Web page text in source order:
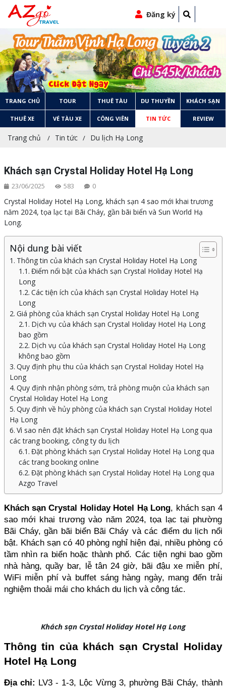
Đăng ký
TRANG CHỦ TOUR THUÊ TÀU DU THUYỀN KHÁCH SẠN
THUÊ XE VÉ TÀU XE CÔNG VIÊN TIN TỨC REVIEW
Trang chủ Tin tức Du lịch Hạ Long
Khách sạn Crystal Holiday Hotel Hạ Long
23/06/2025 583 0
Crystal Holiday Hotel Hạ Long, khách sạn 4 sao mới khai trương
năm 2024, tọa lạc tại Bãi Cháy, gần bãi biển và Sun World Hạ
Long.
Nội dung bài viết
Thông tin của khách sạn Crystal Holiday Hotel Hạ Long
Điểm nổi bật của khách sạn Crystal Holiday Hotel Hạ
Long
Các tiện ích của khách sạn Crystal Holiday Hotel Hạ
Long
Giá phòng của khách sạn Crystal Holiday Hotel Hạ Long
Dịch vụ của khách sạn Crystal Holiday Hotel Hạ Long
bao gồm
Dịch vụ của khách sạn Crystal Holiday Hotel Hạ Long
không bao gồm
Quy định phụ thu của khách sạn Crystal Holiday Hotel Hạ
Long
Quy định nhận phòng sớm, trả phòng muộn của khách sạn
Crystal Holiday Hotel Hạ Long
Quy định về hủy phòng của khách sạn Crystal Holiday Hotel
Hạ Long
Vì sao nên đặt khách sạn Crystal Holiday Hotel Hạ Long qua
các trang booking, công ty du lịch
Đặt phòng khách sạn Crystal Holiday Hotel Hạ Long qua
các trang booking online
Đặt phòng khách sạn Crystal Holiday Hotel Hạ Long qua
Azgo Travel
Khách sạn Crystal Holiday Hotel Hạ Long, khách sạn 4
sao mới khai trương vào năm 2024, tọa lạc tại phường
Bãi Cháy, gần bãi biển Bãi Cháy và các điểm du lịch nổi
bật. Khách sạn có 40 phòng nghỉ hiện đại, nhiều phòng có
tầm nhìn ra biển hoặc thành phố. Các tiện nghi bao gồm
nhà hàng, quầy bar, lễ tân 24 giờ, bãi đậu xe miễn phí,
WiFi miễn phí và buffet sáng hàng ngày, mang đến trải
nghiệm thoải mái cho khách du lịch và công tác.
Khách sạn Crystal Holiday Hotel Hạ Long
Thông tin của khách sạn Crystal Holiday
Hotel Hạ Long
Địa chỉ: LV3 - 1-3, Lộc Vừng 3, phường Bãi Cháy, thành